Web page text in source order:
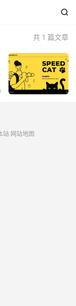

共 1 篇文章
)
站 网站地图